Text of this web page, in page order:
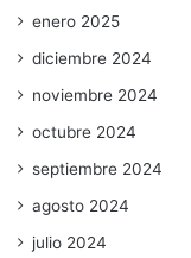
enero 2025
diciembre 2024
noviembre 2024
octubre 2024
septiembre 2024
agosto 2024
julio 2024